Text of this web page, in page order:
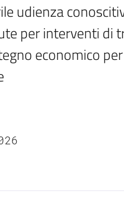
udienza
per interventi di
economico